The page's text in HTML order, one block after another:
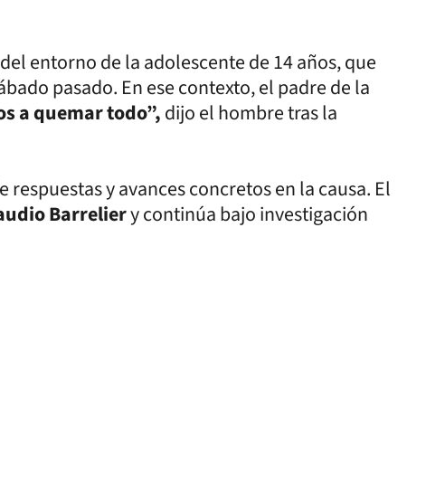
entorno de la adolescente de 14 años, que
pasado. En ese contexto, el padre de la
a quemar todo”,dijo el hombre tras la
y avances concretos en la causa. El
Barreliery continúa bajo investigación